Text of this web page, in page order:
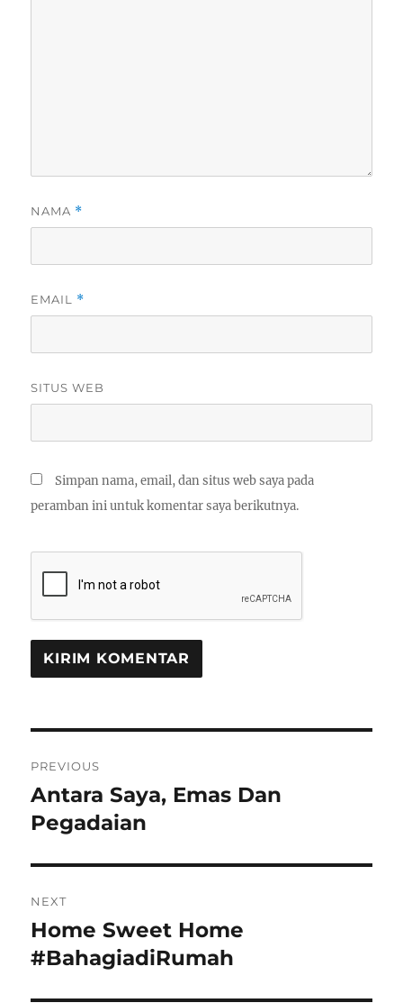
NAMA *
EMAIL *
SITUS WEB
Simpan nama, email, dan situs web saya pada
peramban ini untuk komentar saya berikutnya.
pos
PREVIOUS
Previous
post:
Antara Saya, Emas Dan
Pegadaian
NEXT
Next
post:
Home Sweet Home
#BahagiadiRumah